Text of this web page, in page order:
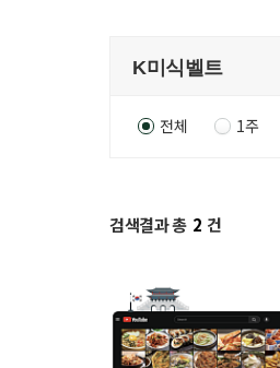
전체 1주
검색결과 총 2 건